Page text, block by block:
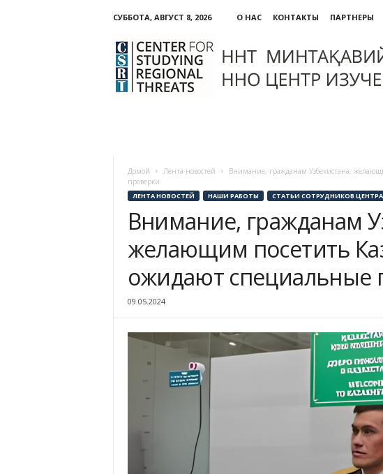
СУББОТА, АВГУСТ 8, 2026 О НАС КОНТАКТЫ
ПАРТНЕРЫ
Центр
изучения
региональных
угроз
Домой Лента новостей
Внимание, гражданам Узбекистана,
проверки
ЛЕНТА НОВОСТЕЙ НАШИ РАБОТЫ СТАТЬИ СОТРУДНИКОВ ЦЕНТРА
Внимание, гражданам
желающим посетить
ожидают специальные
09.05.2024